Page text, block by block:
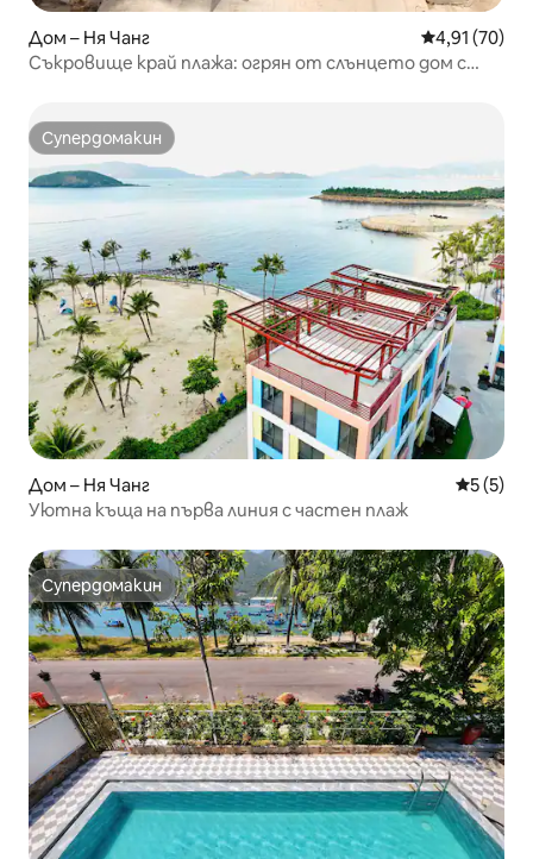
Дом – Ня Чанг Средна
4,91 (70)
Съкровище край плажа: огрян от слънцето дом с
Супердомакин
Супердомакин
Дом – Ня Чанг Средна
5 (5)
Уютна къща на първа линия с частен плаж
Супердомакин
Супердомакин